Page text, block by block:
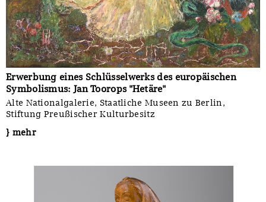
Erwerbung eines Schlüsselwerks des europäischen
Symbolismus: Jan Toorops "Hetäre"
Alte Nationalgalerie, Staatliche Museen zu Berlin,
Stiftung Preußischer Kulturbesitz
} mehr